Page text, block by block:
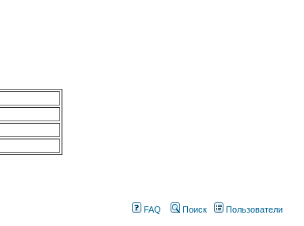
FAQ Поиск Пользователи